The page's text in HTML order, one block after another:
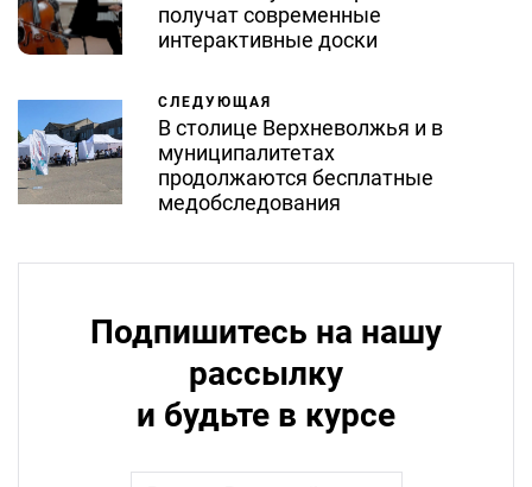
получат современные
интерактивные доски
СЛЕДУЮЩАЯ
В столице Верхневолжья и в
муниципалитетах
продолжаются бесплатные
медобследования
Подпишитесь на нашу
рассылку
и будьте в курсе